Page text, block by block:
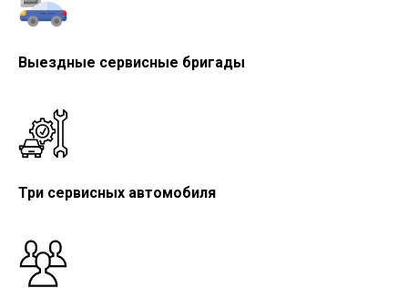
Выездные сервисные бригады
Три сервисных автомобиля